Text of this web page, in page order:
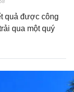
quả được công
qua một quý